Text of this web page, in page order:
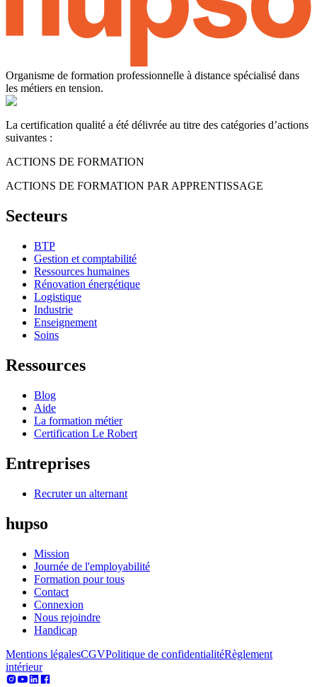
Organisme de formation professionnelle à distance spécialisé dans
les métiers en tension.
La certification qualité a été délivrée au titre des catégories d’actions
suivantes :
ACTIONS DE FORMATION
ACTIONS DE FORMATION PAR APPRENTISSAGE
Secteurs
BTP
Gestion et comptabilité
Ressources humaines
Rénovation énergétique
Logistique
Industrie
Enseignement
Soins
Ressources
Blog
Aide
La formation métier
Certification Le Robert
Entreprises
Recruter un alternant
hupso
Mission
Journée de l'employabilité
Formation pour tous
Contact
Connexion
Nous rejoindre
Handicap
Mentions légalesCGVPolitique de confidentialitéRèglement
intérieur